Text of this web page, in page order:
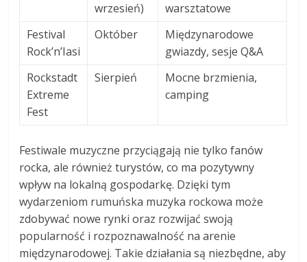
wrzesień)
warsztatowe
Festival
Rock’n’Iasi
Október
Międzynarodowe
gwiazdy, sesje Q&A
Rockstadt
Extreme
Fest
Sierpień
Mocne brzmienia,
camping
Festiwale muzyczne przyciągają nie tylko fanów
rocka, ale również turystów, co ma pozytywny
wpływ na lokalną gospodarkę. Dzięki tym
wydarzeniom rumuńska muzyka rockowa może
zdobywać nowe rynki oraz rozwijać swoją
popularność i rozpoznawalność na arenie
międzynarodowej. Takie działania są niezbędne, aby